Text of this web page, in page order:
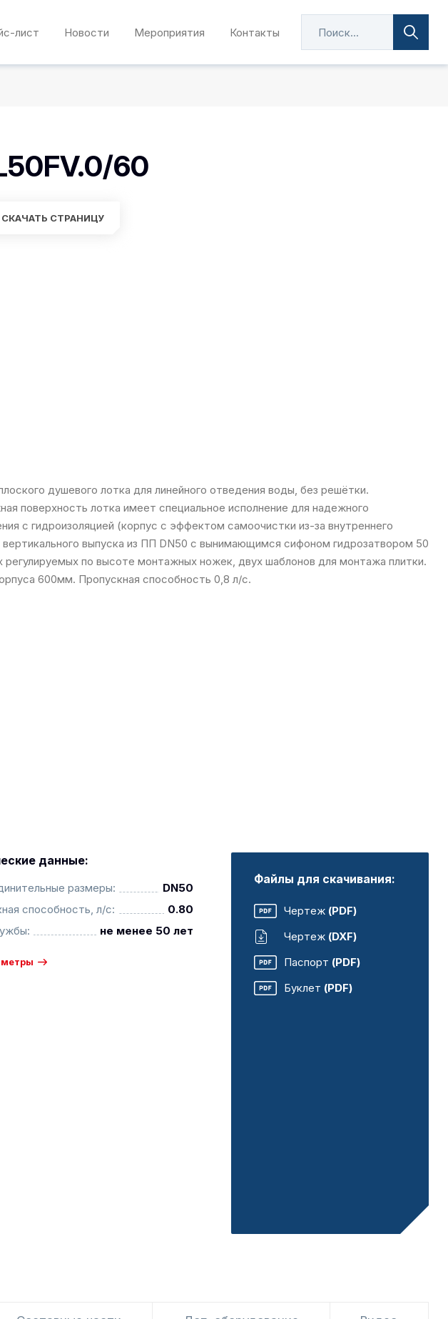
лист Новости Мероприятия Контакты
60
СКАЧАТЬ СТРАНИЦУ
душевого лотка для линейного отведения воды, без решётки.
поверхность лотка имеет специальное исполнение для надежного
с гидроизоляцией (корпус с эффектом самоочистки из-за внутреннего
вертикального выпуска из ПП DN50 с вынимающимся сифоном гидрозатвором 50
по высоте монтажных ножек, двух шаблонов для монтажа плитки.
600мм. Пропускная способность 0,8 л/с.
данные:
размеры:
DN50
способность, л/с:
0.80
не менее 50 лет
Файлы для скачивания:
Чертеж (PDF)
Чертеж (DXF)
Паспорт (PDF)
Буклет (PDF)